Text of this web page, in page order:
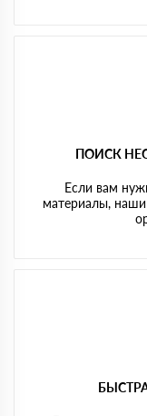
ПОИСК
Если вам
материалы,